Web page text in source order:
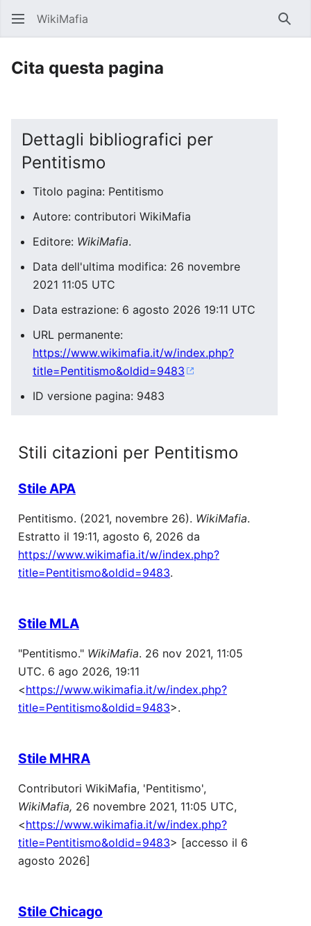
WikiMafia
Cita questa pagina
Dettagli bibliografici per
Pentitismo
Titolo pagina: Pentitismo
Autore: contributori WikiMafia
Editore: WikiMafia.
Data dell'ultima modifica: 26 novembre
2021 11:05 UTC
Data estrazione: 6 agosto 2026 19:11 UTC
URL permanente:
https://www.wikimafia.it/w/index.php?
title=Pentitismo&oldid=9483
ID versione pagina: 9483
Stili citazioni per Pentitismo
Stile APA
Pentitismo. (2021, novembre 26). WikiMafia.
Estratto il 19:11, agosto 6, 2026 da
https://www.wikimafia.it/w/index.php?
title=Pentitismo&oldid=9483.
Stile MLA
"Pentitismo." WikiMafia. 26 nov 2021, 11:05
UTC. 6 ago 2026, 19:11
<https://www.wikimafia.it/w/index.php?
title=Pentitismo&oldid=9483>.
Stile MHRA
Contributori WikiMafia, 'Pentitismo',
WikiMafia, 26 novembre 2021, 11:05 UTC,
<https://www.wikimafia.it/w/index.php?
title=Pentitismo&oldid=9483> [accesso il 6
agosto 2026]
Stile Chicago